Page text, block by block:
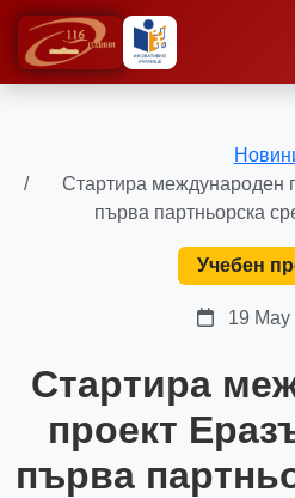
Стартира международен
първа партньорска
Учебен
19
Стартира
проект
първа